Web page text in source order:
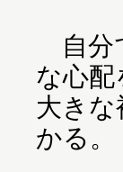
自分
な心
大き
かる。